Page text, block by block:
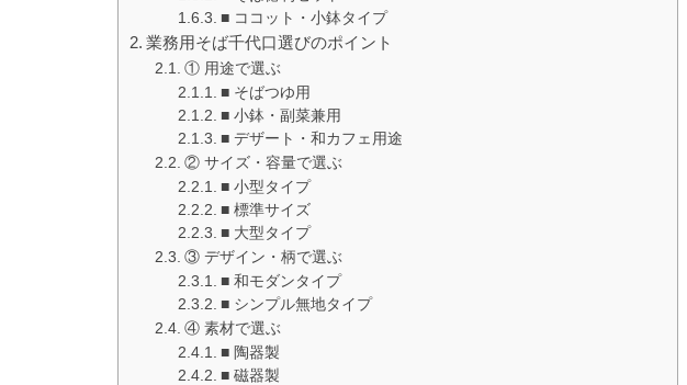
■ ココット・小鉢タイプ
業務用そば千代口選びのポイント
① 用途で選ぶ
■ そばつゆ用
■ 小鉢・副菜兼用
■ デザート・和カフェ用途
② サイズ・容量で選ぶ
■ 小型タイプ
■ 標準サイズ
■ 大型タイプ
③ デザイン・柄で選ぶ
■ 和モダンタイプ
■ シンプル無地タイプ
④ 素材で選ぶ
■ 陶器製
■ 磁器製